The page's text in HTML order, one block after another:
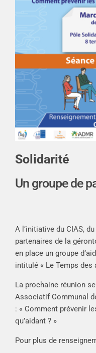
Solidarité
Un groupe de
A l’initiative du CIAS,
partenaires de la
en place un groupe
intitulé « Le Temps des
La prochaine réunion
Associatif Communal
: « Comment prévenir
qu’aidant ? »
Pour plus de